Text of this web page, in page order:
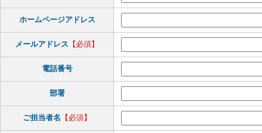
ホームページアドレス
メールアドレス 【必須】
電話番号
部署
ご担当者名 【必須】